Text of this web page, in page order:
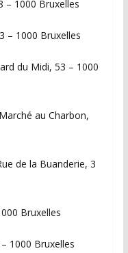
– 1000 Bruxelles
– 1000 Bruxelles
du Midi, 53 – 1000
au Charbon,
de la Buanderie, 3
Bruxelles
1000 Bruxelles